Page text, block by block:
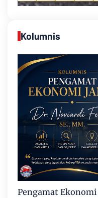
Kolumnis
Pengamat